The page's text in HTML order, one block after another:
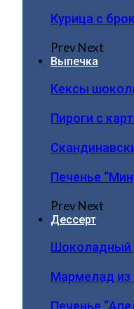
Курица с
PrevNext
Выпечка
Кексы
Пироги c
Печенье
PrevNext
Дессерт
Шоколадный
Мармелад из
Печенье